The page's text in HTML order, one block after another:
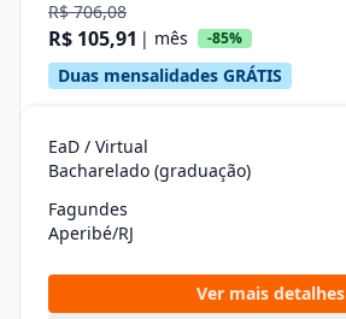
R$ 706,08
R$ 105,91 | mês -85%
Duas mensalidades GRÁTIS
EaD / Virtual
Bacharelado (graduação)
Fagundes
Aperibé/RJ
Ver mais detalhes